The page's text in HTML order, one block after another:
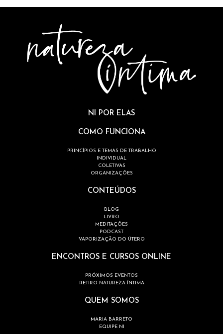
NI POR ELAS
COMO FUNCIONA
PRINCÍPIOS E TEMAS DE TRABALHO
INDIVIDUAL
COLETIVAS
ORGANIZAÇÕES
CONTEÚDOS
BLOG
LIVRO
MEDITAÇÕES
PODCAST
VAPORIZAÇÃO DO ÚTERO
ENCONTROS E CURSOS ONLINE
PRÓXIMOS EVENTOS
RETIRO NATUREZA ÍNTIMA
QUEM SOMOS
MARIA BARRETO
EQUIPE NI